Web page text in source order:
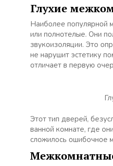
Глухие
Наиболее популярной
или полнотелые. Они
звукоизоляции. Это
не нарушит эстетику
отличает в первую
Этот тип дверей,
ванной комнате, где
сложилось ошибочное